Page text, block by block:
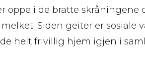
oppe i de bratte skråningene
Siden geiter er sosiale
helt frivillig hjem igjen i